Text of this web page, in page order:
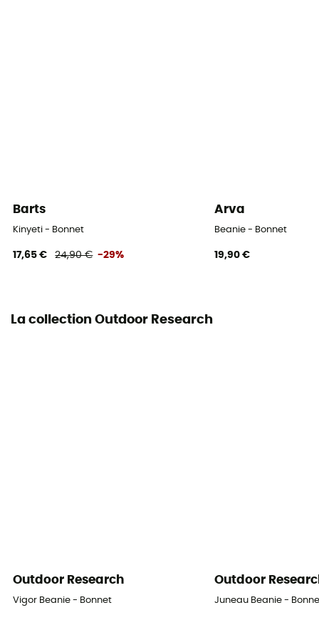
Barts
Kinyeti - Bonnet
17,65 € 24,90 € -29%
Arva
Beanie - Bonnet
19,90 €
La collection Outdoor Research
Outdoor Research
Vigor Beanie - Bonnet
Outdoor
Juneau Beanie -